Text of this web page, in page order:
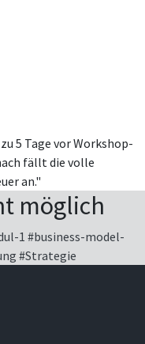
5 Tage vor Workshop-
fällt die volle
an."
möglich
1 #business-model-
#Strategie